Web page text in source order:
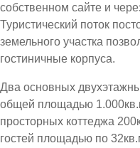
собственном сайте и
Туристический поток
земельного участка
гостиничные корпуса.
Два основных
общей площадью
просторных коттеджа
гостей площадью по